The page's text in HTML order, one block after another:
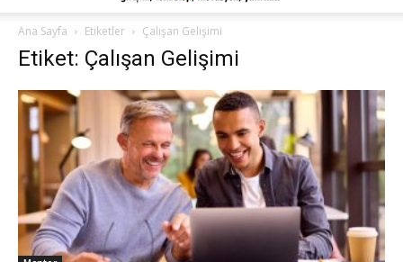
Ana Sayfa Etiketler Çalışan Gelişimi
Etiket: Çalışan Gelişimi